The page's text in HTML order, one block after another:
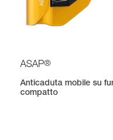
ASAP®
Anticaduta mobile su
compatto